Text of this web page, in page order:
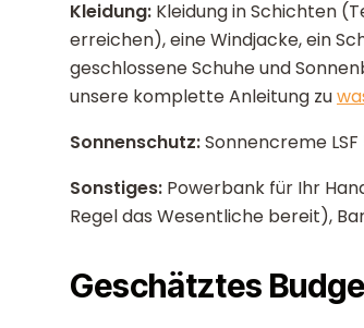
Kleidung: Kleidung in Schichten
erreichen), eine Windjacke, ein
geschlossene Schuhe und
unsere komplette Anleitung zu
Sonnenschutz:Sonnencreme
Sonstiges: Powerbank für Ihr
Regel das Wesentliche bereit),
Geschätztes